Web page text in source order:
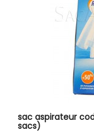
sac aspirateur
sacs)